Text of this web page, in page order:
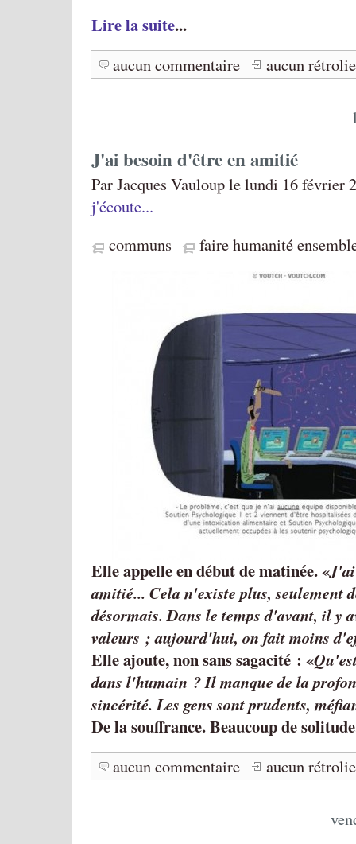
Lire la suite...
aucun commentaire aucun
J'ai besoin d'être en amitié
Par Jacques Vauloup le lundi 16 février
j'écoute...
communs
faire humanité
Elle appelle en début de matinée.
amitié... Cela n'existe plus, seulement
désormais. Dans le temps d'avant, il y
valeurs ; aujourd'hui, on fait moins
Elle ajoute, non sans sagacité :
dans l'humain ? Il manque de la
sincérité. Les gens sont prudents,
De la souffrance. Beaucoup de
aucun commentaire aucun